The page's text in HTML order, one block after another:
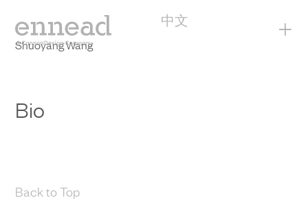
中文 +
Shuoyang Wang
Bio
Back to Top